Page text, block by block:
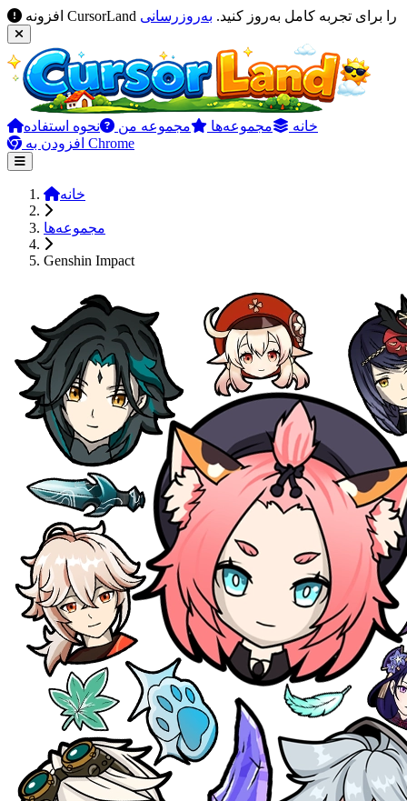
افزونه CursorLand را برای تجربه کامل به‌روز کنید. به‌روزرسانی
خانه مجموعه‌ها مجموعه من
نحوه استفاده
افزودن به Chrome
خانه
مجموعه‌ها
Genshin Impact